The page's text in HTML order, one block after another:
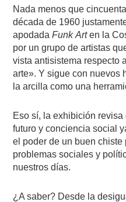
Nada menos que
década de 1960
apodadaFunk Arten la
por un grupo de artistas
vista antisistema respecto
arte». Y sigue con nuevos
la arcilla como una
Eso sí, la exhibición revisa
futuro y conciencia social
el poder de un buen
problemas sociales y
nuestros días.
¿A saber? Desde la